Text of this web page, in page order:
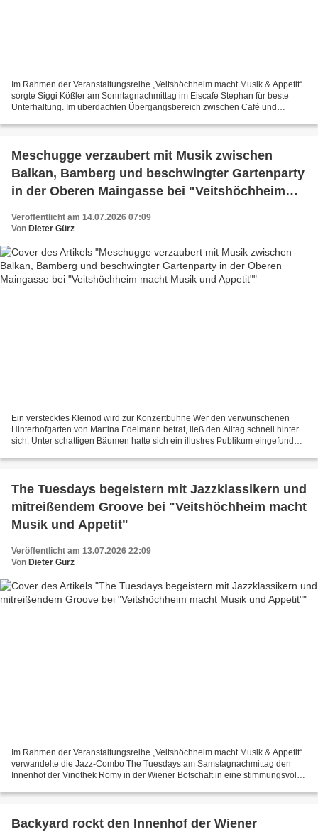
Im Rahmen der Veranstaltungsreihe „Veitshöchheim macht Musik & Appetit“
sorgte Siggi Kößler am Sonntagnachmittag im Eiscafé Stephan für beste
Unterhaltung. Im überdachten Übergangsbereich zwischen Café und
Meschugge verzaubert mit Musik zwischen
Balkan, Bamberg und beschwingter Gartenparty
in der Oberen Maingasse bei "Veitshöchheim
Veröffentlicht am 14.07.2026 07:09
Von Dieter Gürz
Ein verstecktes Kleinod wird zur Konzertbühne Wer den verwunschenen
Hinterhofgarten von Martina Edelmann betrat, ließ den Alltag schnell hinter
sich. Unter schattigen Bäumen hatte sich ein illustres Publikum eingefunden,
The Tuesdays begeistern mit Jazzklassikern und
mitreißendem Groove bei "Veitshöchheim macht
Musik und Appetit"
Veröffentlicht am 13.07.2026 22:09
Von Dieter Gürz
Im Rahmen der Veranstaltungsreihe „Veitshöchheim macht Musik & Appetit“
verwandelte die Jazz-Combo The Tuesdays am Samstagnachmittag den
Innenhof der Vinothek Romy in der Wiener Botschaft in eine stimmungsvolle
Backyard rockt den Innenhof der Wiener